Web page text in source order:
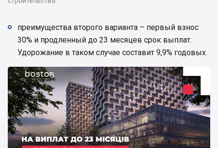
преимущества второго варианта – первый взнос
30% и продленный до 23 месяцев срок выплат.
Удорожание в таком случае составит 9,9% годовых.